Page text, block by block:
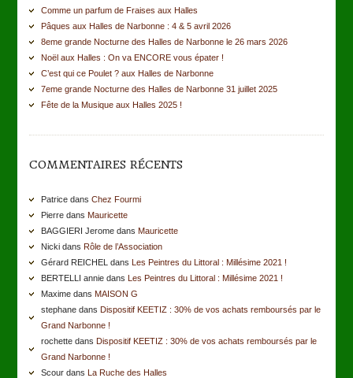
Comme un parfum de Fraises aux Halles
Pâques aux Halles de Narbonne : 4 & 5 avril 2026
8eme grande Nocturne des Halles de Narbonne le 26 mars 2026
Noël aux Halles : On va ENCORE vous épater !
C’est qui ce Poulet ? aux Halles de Narbonne
7eme grande Nocturne des Halles de Narbonne 31 juillet 2025
Fête de la Musique aux Halles 2025 !
COMMENTAIRES RÉCENTS
Patrice dansChez Fourmi
Pierre dans Mauricette
BAGGIERI Jerome dans Mauricette
Nicki dans Rôle de l’Association
Gérard REICHEL dans Les Peintres du Littoral : Millésime 2021 !
BERTELLI annie dans Les Peintres du Littoral : Millésime 2021 !
Maxime dans MAISON G
stephane dans Dispositif KEETIZ : 30% de vos achats remboursés par le
Grand Narbonne !
rochette dans Dispositif KEETIZ : 30% de vos achats remboursés par le
Grand Narbonne !
Scour dans La Ruche des Halles